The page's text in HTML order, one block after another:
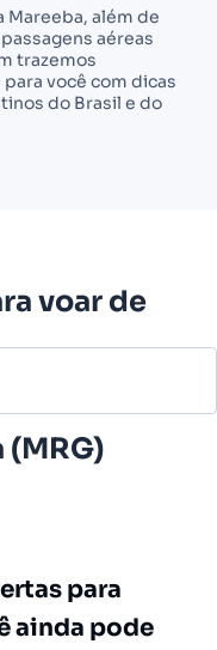
Mareeba, além de
aéreas
trazemos
você com dicas
do Brasil e do
voar de
(MRG)
para
ainda pode